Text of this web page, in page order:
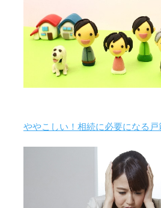
ややこしい！相続に必要になる